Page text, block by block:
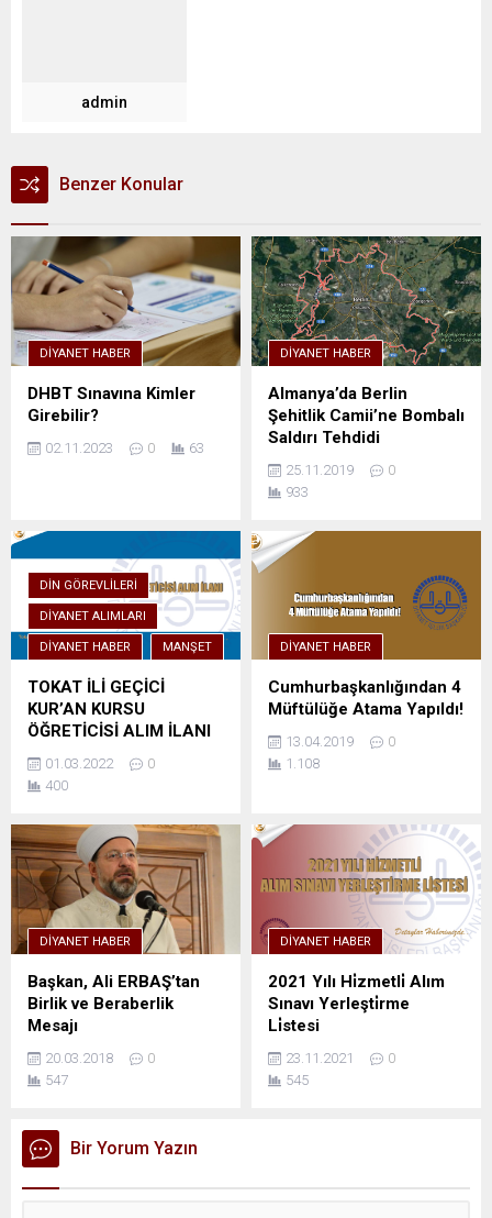
admin
Benzer Konular
DIYANET HABER
DHBT Sınavına Kimler
Girebilir?
02.11.2023 0 63
DIYANET HABER
Almanya’da Berlin
Şehitlik Camii’ne Bombalı
Saldırı Tehdidi
25.11.2019
0
933
DIN GÖREVLILERI
DIYANET ALIMLARI
DIYANET HABER MANŞET
TOKAT İLİ GEÇİCİ
KUR’AN KURSU
ÖĞRETİCİSİ ALIM İLANI
01.03.2022
0
400
DIYANET HABER
Cumhurbaşkanlığından 4
Müftülüğe Atama Yapıldı!
13.04.2019
0
1.108
DIYANET HABER
Başkan, Ali ERBAŞ’tan
Birlik ve Beraberlik
Mesajı
20.03.2018
0
547
DIYANET HABER
2021 Yılı Hi̇zmetli̇ Alım
Sınavı Yerleşti̇rme
Li̇stesi
23.11.2021
0
545
Bir Yorum Yazın